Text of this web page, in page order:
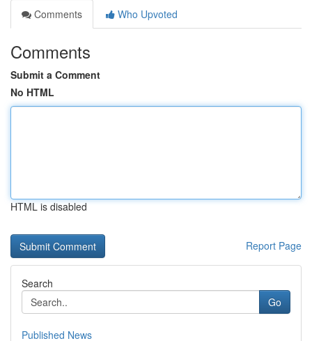
Comments
Who Upvoted
Comments
Submit a Comment
No HTML
HTML is disabled
Report Page
Search
Go
Published News